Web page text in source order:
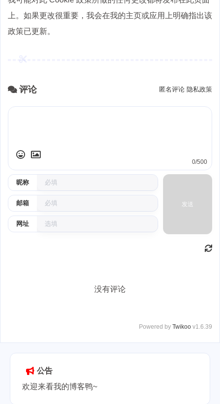
上。如果更改很重要，我会在我的主页或应用上明确指出该
政策已更新。
评论 匿名评论 隐私政策
昵称
邮箱
网址
0/500
发送
没有评论
Powered by Twikoo v1.6.39
公告
欢迎来看我的博客鸭~